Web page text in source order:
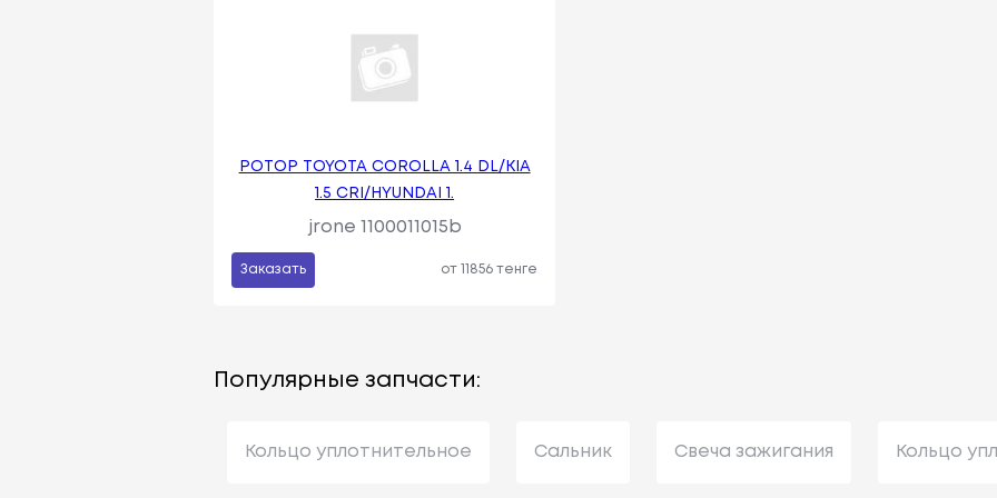
РОТОР TOYOTA COROLLA 1.4 DL/KIA
1.5 CRI/HYUNDAI 1.
jrone 1100011015b
Заказать от 11856 тенге
Популярные запчасти:
Кольцо уплотнительное Сальник Свеча зажигания Кольцо